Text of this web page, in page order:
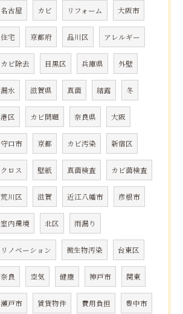
名古屋 カビ リフォーム 大阪市
住宅 京都府 品川区 アレルギー
カビ除去 目黒区 兵庫県 外壁
漏水 滋賀県 真菌 結露 冬
港区 カビ問題 奈良県 大阪
守口市 京都 カビ汚染 新宿区
クロス 壁紙 真菌検査 カビ菌検査
荒川区 滋賀 近江八幡市 彦根市
室内環境 北区 雨漏り
リノベーション 微生物汚染 台東区
奈良 空気 健康 神戸市 関東
瀬戸市 賃貸物件 費用負担 豊中市